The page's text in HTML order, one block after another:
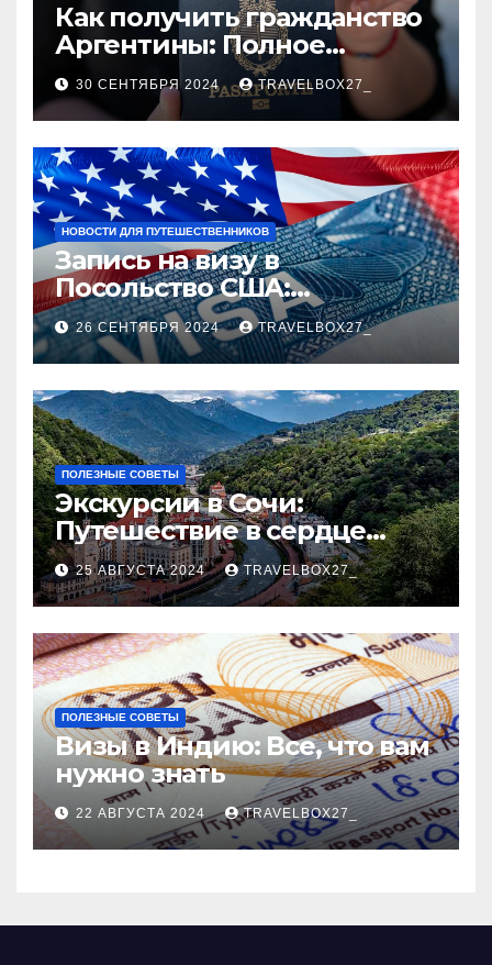
Как получить гражданство
Аргентины: Полное
руководство
30 СЕНТЯБРЯ 2024 TRAVELBOX27_
НОВОСТИ ДЛЯ ПУТЕШЕСТВЕННИКОВ
Запись на визу в
Посольство США:
Пошаговое руководство
26 СЕНТЯБРЯ 2024 TRAVELBOX27_
ПОЛЕЗНЫЕ СОВЕТЫ
Экскурсии в Сочи:
Путешествие в сердце
Черноморского курорта
25 АВГУСТА 2024 TRAVELBOX27_
ПОЛЕЗНЫЕ СОВЕТЫ
Визы в Индию: Все, что вам
нужно знать
22 АВГУСТА 2024 TRAVELBOX27_